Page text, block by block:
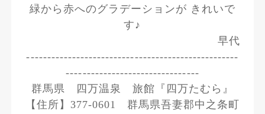
緑から赤へのグラデーションが きれいで
す♪
早代
---------------------------------------------------
--------------------------------
群馬県 四万温泉 旅館『四万たむら』
【住所】377-0601 群馬県吾妻郡中之条町